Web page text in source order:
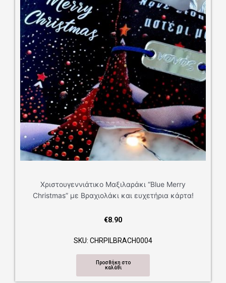
Χριστουγεννιάτικο Μαξιλαράκι “Blue Merry
Christmas” με Βραχιολάκι και ευχετήρια κάρτα!
€8.90
SKU: CHRPILBRACH0004
Προσθήκη στο
καλάθι